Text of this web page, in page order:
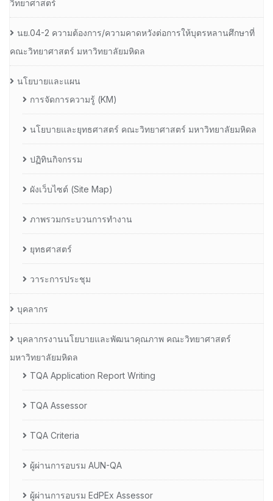
วิทยาศาสตร์
นย.04-2 ความต้องการ/ความคาดหวังต่อการให้บุตรหลานศึกษาที่
คณะวิทยาศาสตร์ มหาวิทยาลัยมหิดล
นโยบายและแผน
การจัดการความรู้ (KM)
นโยบายและยุทธศาสตร์ คณะวิทยาศาสตร์ มหาวิทยาลัยมหิดล
ปฏิทินกิจกรรม
ผังเว็บไซต์ (Site Map)
ภาพรวมกระบวนการทำงาน
ยุทธศาสตร์
วาระการประชุม
บุคลากร
บุคลากรงานนโยบายและพัฒนาคุณภาพ คณะวิทยาศาสตร์
มหาวิทยาลัยมหิดล
TQA Application Report Writing
TQA Assessor
TQA Criteria
ผู้ผ่านการอบรม AUN-QA
ผู้ผ่านการอบรม EdPEx Assessor